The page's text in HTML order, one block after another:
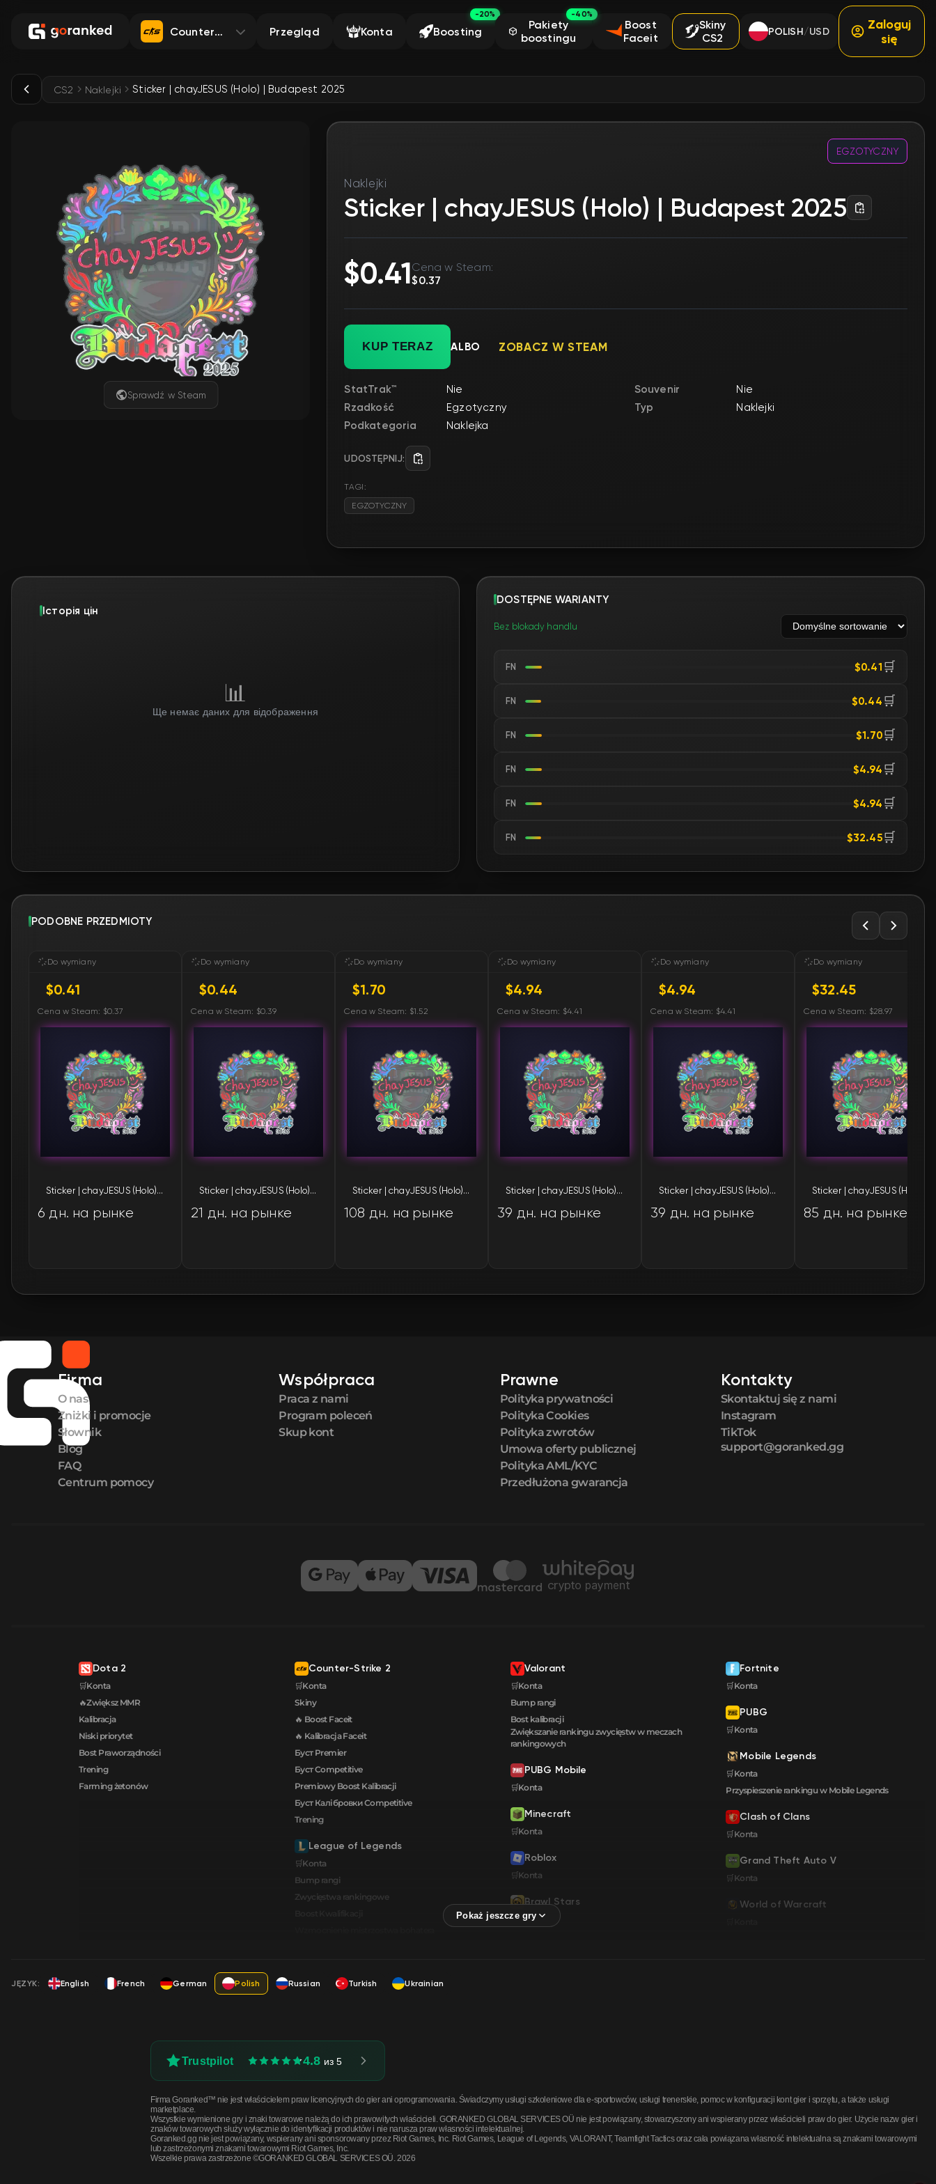
Counter-Strike 2 Przegląd Konta Boosting
-20%
Pakiety
boostingu
-40%
Boost
Faceit
Skiny
CS2
POLISH/USD
Zaloguj
się
CS2 Naklejki Sticker | chayJESUS (Holo) | Budapest 2025
Sprawdź w Steam
EGZOTYCZNY
Naklejki
Sticker | chayJESUS (Holo) | Budapest 2025
$0.41Cena w Steam:
$0.37
KUP TERAZ ALBO ZOBACZ W STEAM
StatTrak™ Nie Souvenir
Nie
Rzadkość
Egzotyczny Typ
Naklejki
Podkategoria
Naklejka
UDOSTĘPNIJ:
TAGI:
EGZOTYCZNY
Історія цін
📊
Ще немає даних для відображення
DOSTĘPNE WARIANTY
Bez blokady handlu
FN $0.41 🛒
FN $0.44 🛒
FN $1.70🛒
FN $4.94 🛒
FN $4.94 🛒
FN $32.45🛒
PODOBNE PRZEDMIOTY
Do wymiany
$0.41
Cena w Steam: $0.37
Sticker | chayJESUS (Holo) | Budapest 2025
6 дн. на рынке
Do wymiany
$0.44
Cena w Steam: $0.39
Sticker | chayJESUS (Holo) | Budapest 2025
21 дн. на рынке
Do wymiany
$1.70
Cena w Steam: $1.52
Sticker | chayJESUS (Holo) | Budapest 2025
108 дн. на рынке
Do wymiany
$4.94
Cena w Steam: $4.41
Sticker | chayJESUS (Holo) | Budapest 2025
39 дн. на рынке
Do wymiany
$4.94
Cena w Steam: $4.41
Sticker | chayJESUS (Holo) | Budapest 2025
39 дн. на рынке
Do wymiany
$32.45
Cena w Steam: $28.97
85 дн. на рынке
Firma
O nas
Zniżki i promocje
Słownik
Blog
FAQ
Centrum pomocy
Współpraca
Praca z nami
Program poleceń
Skup kont
Prawne
Polityka prywatności
Polityka Cookies
Polityka zwrotów
Umowa oferty publicznej
Polityka AML/KYC
Przedłużona gwarancja
Kontakty
Skontaktuj się z nami
Instagram
TikTok
support@goranked.gg
Dota 2
🛒Konta
🔥Zwiększ MMR
Kalibracja
Niski priorytet
Bost Praworządności
Trening
Farming żetonów
Counter-Strike 2
🛒Konta
Skiny
🔥 Boost Faceit
🔥 Kalibracja Faceit
Буст Premier
Буст Competitive
Premiowy Boost Kalibracji
Буст Калібровки Сompetitive
Trening
League of Legends
🛒Konta
Bump rangi
Zwycięstwa rankingowe
Valorant
🛒Konta
Bump rangi
Bost kalibracji
Zwiększanie rankingu zwycięstw w meczach
rankingowych
PUBG Mobile
🛒Konta
Minecraft
🛒Konta
Roblox
🛒Konta
Brawl Stars
🛒Konta
Fortnite
🛒Konta
PUBG
🛒Konta
Mobile Legends
🛒Konta
Przyspieszenie rankingu w Mobile Legends
Clash of Clans
🛒Konta
Grand Theft Auto V
🛒Konta
World of Warcraft
JĘZYK: English French German Polish Russian Turkish Ukrainian
Trustpilot 4.8 из 5
Firma Goranked™ nie jest właścicielem praw licencyjnych do gier ani oprogramowania. Świadczymy usługi szkoleniowe dla e-sportowców, usługi trenerskie, pomoc w konfiguracji kont gier i sprzętu, a także usługi
marketplace.
Wszystkie wymienione gry i znaki towarowe należą do ich prawowitych właścicieli. GORANKED GLOBAL SERVICES OÜ nie jest powiązany, stowarzyszony ani wspierany przez właścicieli praw do gier. Użycie nazw gier i
znaków towarowych służy wyłącznie do identyfikacji produktów i nie narusza praw własności intelektualnej.
Goranked.gg nie jest powiązany, wspierany ani sponsorowany przez Riot Games, Inc. Riot Games, League of Legends, VALORANT, Teamfight Tactics oraz cała powiązana własność intelektualna są znakami towarowymi
lub zastrzeżonymi znakami towarowymi Riot Games, Inc.
Wszelkie prawa zastrzeżone ©GORANKED GLOBAL SERVICES OÜ. 2026